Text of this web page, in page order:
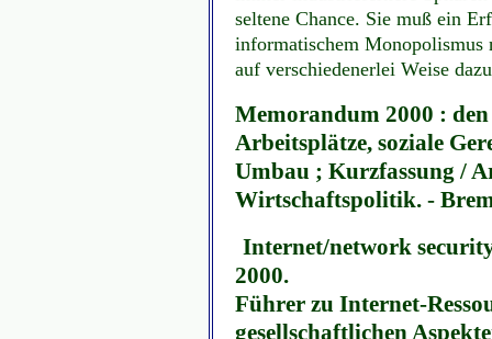
seltene Chance. Sie muß ein
informatischem Monopolismus
auf verschiedenerlei Weise
Memorandum 2000 :
Arbeitsplätze, soziale
Umbau ; Kurzfassung /
Wirtschaftspolitik. -
Internet/network
2000.
Führer zu Internet-
gesellschaftlichen